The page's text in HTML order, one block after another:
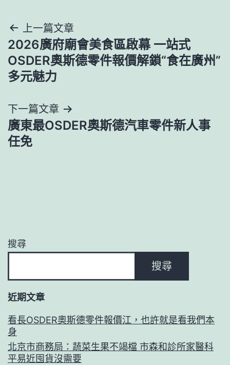
文
章
導
覽
上一篇文章
2026廣府廟會美食區啟幕 一站式
OSDER奧斯德零件報價解鎖“食在廣州”
多元魅力
下一篇文章
廣東最OSDER奧斯德汽車零件新人事
任免
搜尋
搜尋
近期文章
看長OSDER奧斯德零件報價江，也許就是看我們本
身
北京市商務局：蔬菜生果不竭檔 市森和診所家醫科
平易近囤貨沒需要